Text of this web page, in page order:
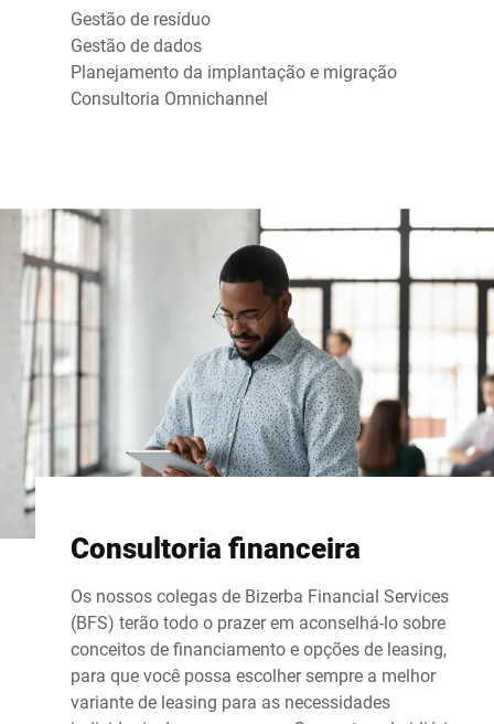
Gestão de resíduo
Gestão de dados
Planejamento da implantação e migração
Consultoria Omnichannel
Consultoria financeira
Os nossos colegas de Bizerba Financial Services
(BFS) terão todo o prazer em aconselhá-lo sobre
conceitos de financiamento e opções de leasing,
para que você possa escolher sempre a melhor
variante de leasing para as necessidades